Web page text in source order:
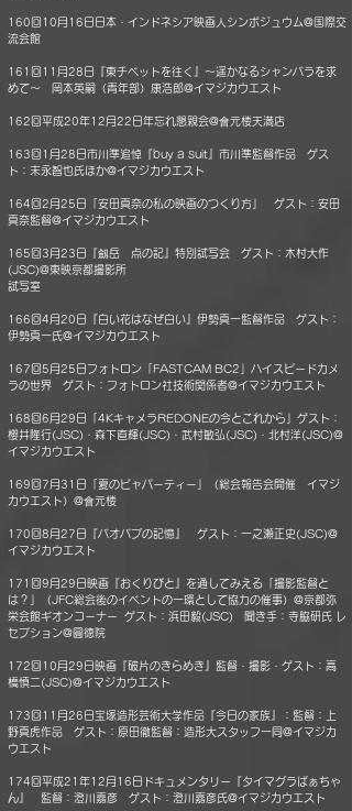
160回10月16日日本・インドネシア映画人シンポジュウム@国際交
流会館
161回11月28日『東チベットを往く』～遥かなるシャンバラを求
めて～ 岡本英嗣（青年部）康浩郎@イマジカウエスト
162回平成20年12月22日年忘れ懇親会@會元楼天満店
163回1月28日市川準追悼『buy a suit』市川準監督作品 ゲス
ト：末永智也氏ほか@イマジカウエスト
164回2月25日「安田真奈の私の映画のつくり方」 ゲスト：安田
真奈監督@イマジカウエスト
165回3月23日『劔岳 点の記』特別試写会 ゲスト：木村大作
(JSC)@東映京都撮影所
試写室
166回4月20日『白い花はなぜ白い』伊勢真一監督作品 ゲスト：
伊勢真一氏@イマジカウエスト
167回5月25日フォトロン「FASTCAM BC2」ハイスピードカメ
ラの世界 ゲスト：フォトロン社技術関係者@イマジカウエスト
168回6月29日「4KキャメラREDONEの今とこれから」ゲスト：
櫻井隆行(JSC)・森下直輝(JSC)・武村敏弘(JSC)・北村洋(JSC)@
イマジカウエスト
169回7月31日「夏のビャパーティー」（総会報告会開催 イマジ
カウエスト）@會元楼
170回8月27日『バオバブの記憶』 ゲスト：一之瀬正史(JSC)@
イマジカウエスト
171回9月29日映画『おくりびと』を通してみえる「撮影監督と
は？」（JFC総会後のイベントの一環として協力の催事）@京都弥
栄会館ギオンコーナー ゲスト：浜田毅(JSC) 聞き手：寺脇研氏 レ
セプション@圓徳院
172回10月29日映画『破片のきらめき』監督・撮影・ゲスト：高
橋慎二(JSC)@イマジカウエスト
173回11月26日宝塚造形芸術大学作品『今日の家族』：監督：上
野真虎作品 ゲスト：原田徹監督：造形大スタッフ一同@イマジカ
ウエスト
174回平成21年12月16日ドキュメンタリー『タイマグラばぁちゃ
ん』 監督：澄川嘉彦 ゲスト：澄川嘉彦氏@イマジカウエスト